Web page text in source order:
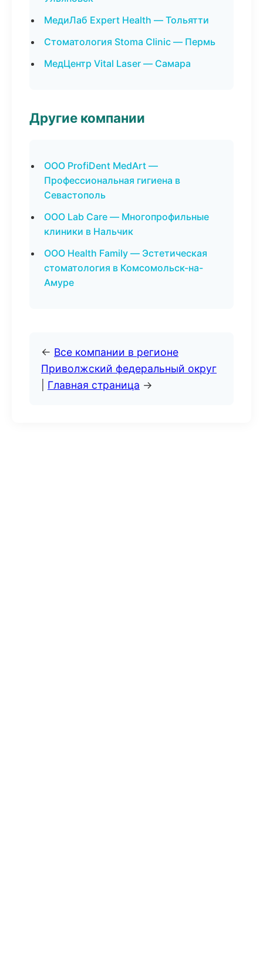
МедиЛаб Expert Health — Тольятти
Стоматология Stoma Clinic — Пермь
МедЦентр Vital Laser — Самара
Другие компании
ООО ProfiDent MedArt —
Профессиональная гигиена в
Севастополь
ООО Lab Care — Многопрофильные
клиники в Нальчик
ООО Health Family — Эстетическая
стоматология в Комсомольск-на-
Амуре
← Все компании в регионе
Приволжский федеральный округ
Главная страница →